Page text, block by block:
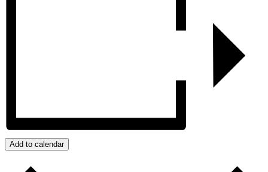
Add to calendar